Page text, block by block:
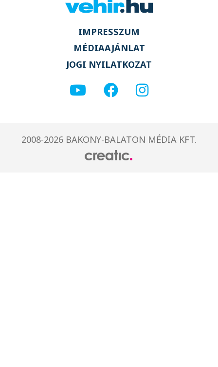
IMPRESSZUM
MÉDIAAJÁNLAT
JOGI NYILATKOZAT
2008-2026 BAKONY-BALATON MÉDIA KFT.